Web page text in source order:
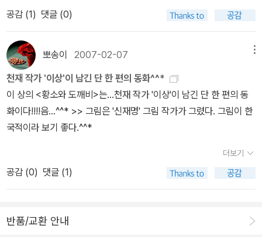
간간이 전화나 문자로 안부를 나눴고, 작년 9월엔 파주출판단지에 갔
담았는데, 교복이 참 예쁜데앞모습이 아니라아쉽다. << 펼친 부분 접
기 <<우리집에 있는 이용포 작가님의 작품집은11 권이었는데 이제 1
3권이 되었다. <왕창세일! 엄마 아빠 팔아요>작가의 말에서 <내 방
귀 실컷 먹어라 뿡야>를 안읽고 중학생이 되면 엉덩이에 뿔난단다.^^
공감 (1) 댓글 (0)
뽀송이 2007-02-07
천재 작가 '이상'이 남긴 단 한 편의 동화^^*
이 상의 <황소와 도깨비>는...천재 작가 '이상'이 남긴 단 한 편의 동
화이다!!!!음...^^* >> 그림은 '신재명' 그림 작가가 그렸다. 그림이 한
국적이라 보기 좋다.^^*
더보기
공감 (0) 댓글 (1)
반품/교환 안내